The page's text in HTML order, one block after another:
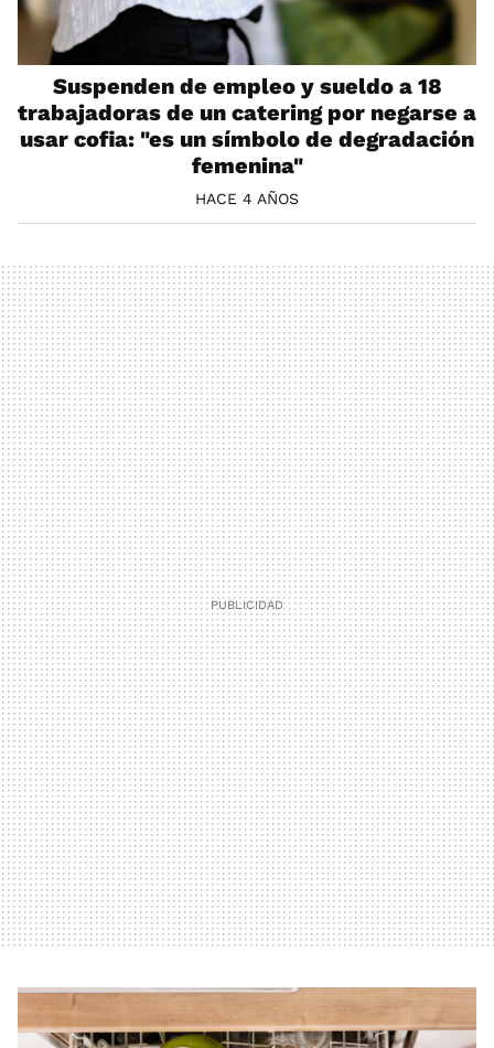
Suspenden de empleo y sueldo a 18
trabajadoras de un catering por negarse a
usar cofia: "es un símbolo de degradación
femenina"
HACE 4 AÑOS